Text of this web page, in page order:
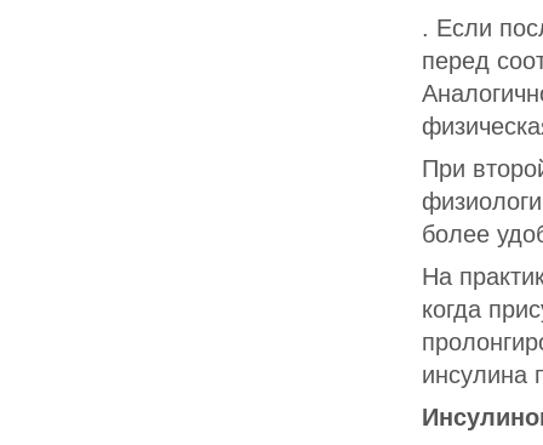
. Если
перед
При
более
На
когда
инсулина